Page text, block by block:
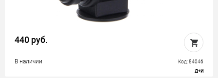
440 руб.
В наличии Код: 84046
Д+И